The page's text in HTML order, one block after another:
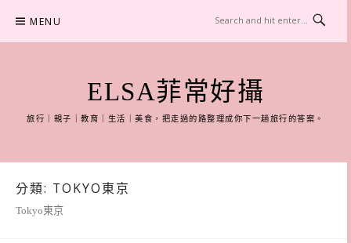
content
MENU
ELSA菲常好攝
旅行｜親子｜教育｜生活｜美食，把走過的路整理成你下一趟旅行的答案。
分類: TOKYO東京
Tokyo東京